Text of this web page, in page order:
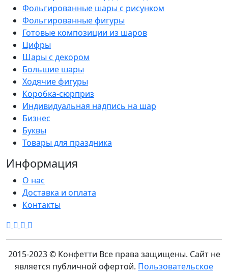
Фольгированные шары с рисунком
Фольгированные фигуры
Готовые композиции из шаров
Цифры
Шары с декором
Большие шары
Ходячие фигуры
Коробка-сюрприз
Индивидуальная надпись на шар
Бизнес
Буквы
Товары для праздника
Информация
О нас
Доставка и оплата
Контакты
2015-2023 © Конфетти Все права защищены. Сайт не
является публичной офертой. Пользовательское